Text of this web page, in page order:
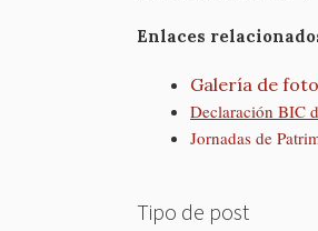
Enlaces
Galería de
Declaración BIC
Jornadas de
Tipo de post